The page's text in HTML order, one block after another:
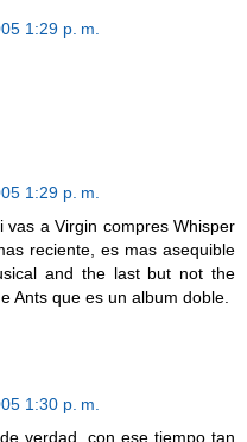
1:29 p. m.
1:29 p. m.
vas a Virgin compres Whisper
reciente, es mas asequible
and the last but not the
Ants que es un album doble.
1:30 p. m.
verdad, con ese tiempo tan